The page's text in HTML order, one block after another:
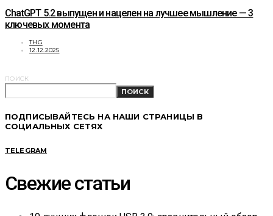
ChatGPT 5.2 выпущен и нацелен на лучшее мышление — 3
ключевых момента
THG
12.12.2025
ПОИСК
ПОИСК
ПОДПИСЫВАЙТЕСЬ НА НАШИ СТРАНИЦЫ В
СОЦИАЛЬНЫХ СЕТЯХ
TELEGRAM
Свежие статьи